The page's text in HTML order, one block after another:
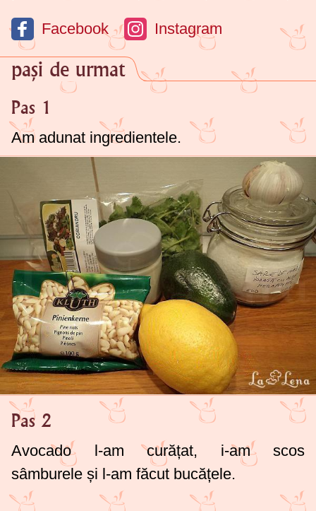
Facebook Instagram
pași de urmat
Pas 1
Am adunat ingredientele.
Pas 2
Avocado l-am curățat, i-am scos
sâmburele și l-am făcut bucățele.